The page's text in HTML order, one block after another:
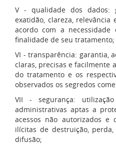
V - qualidade dos dados:
exatidão, clareza, relevância
acordo com a
finalidade de seu tratamento;
VI - transparência: garantia,
claras, precisas e facilmente
do tratamento e os
observados os segredos
VII - segurança:
administrativas aptas a
acessos não autorizados e
ilícitas de destruição,
difusão;